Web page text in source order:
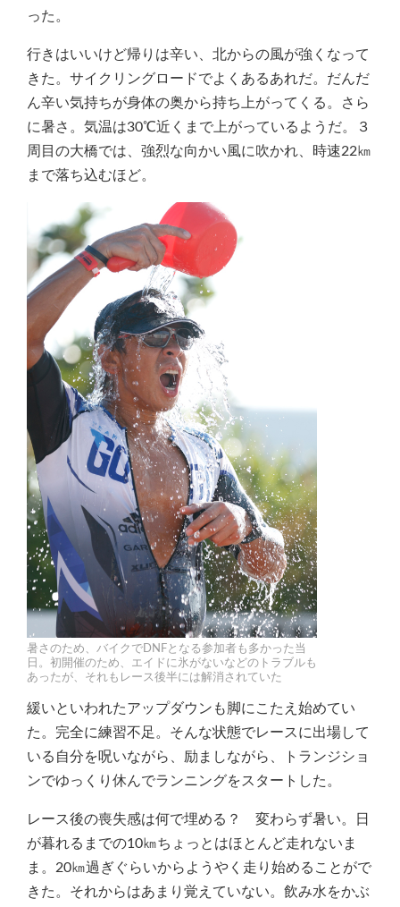
った。
行きはいいけど帰りは辛い、北からの風が強くなって
きた。サイクリングロードでよくあるあれだ。だんだ
ん辛い気持ちが身体の奥から持ち上がってくる。さら
に暑さ。気温は30℃近くまで上がっているようだ。３
周目の大橋では、強烈な向かい風に吹かれ、時速22㎞
まで落ち込むほど。
暑さのため、バイクでDNFとなる参加者も多かった当
日。初開催のため、エイドに氷がないなどのトラブルも
あったが、それもレース後半には解消されていた
緩いといわれたアップダウンも脚にこたえ始めてい
た。完全に練習不足。そんな状態でレースに出場して
いる自分を呪いながら、励ましながら、トランジショ
ンでゆっくり休んでランニングをスタートした。
レース後の喪失感は何で埋める？ 変わらず暑い。日
が暮れるまでの10㎞ちょっとはほとんど走れないま
ま。20㎞過ぎぐらいからようやく走り始めることがで
きた。それからはあまり覚えていない。飲み水をかぶ